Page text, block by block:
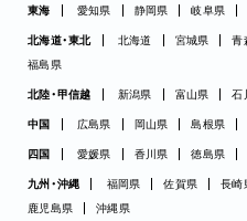
東海 愛知県 静岡県 岐阜県
北海道・東北 北海道 宮城県 青
福島県
北陸・甲信越 新潟県 富山県 石
中国 広島県 岡山県 島根県
四国 愛媛県 香川県 徳島県
九州・沖縄 福岡県 佐賀県 長崎
鹿児島県
沖縄県